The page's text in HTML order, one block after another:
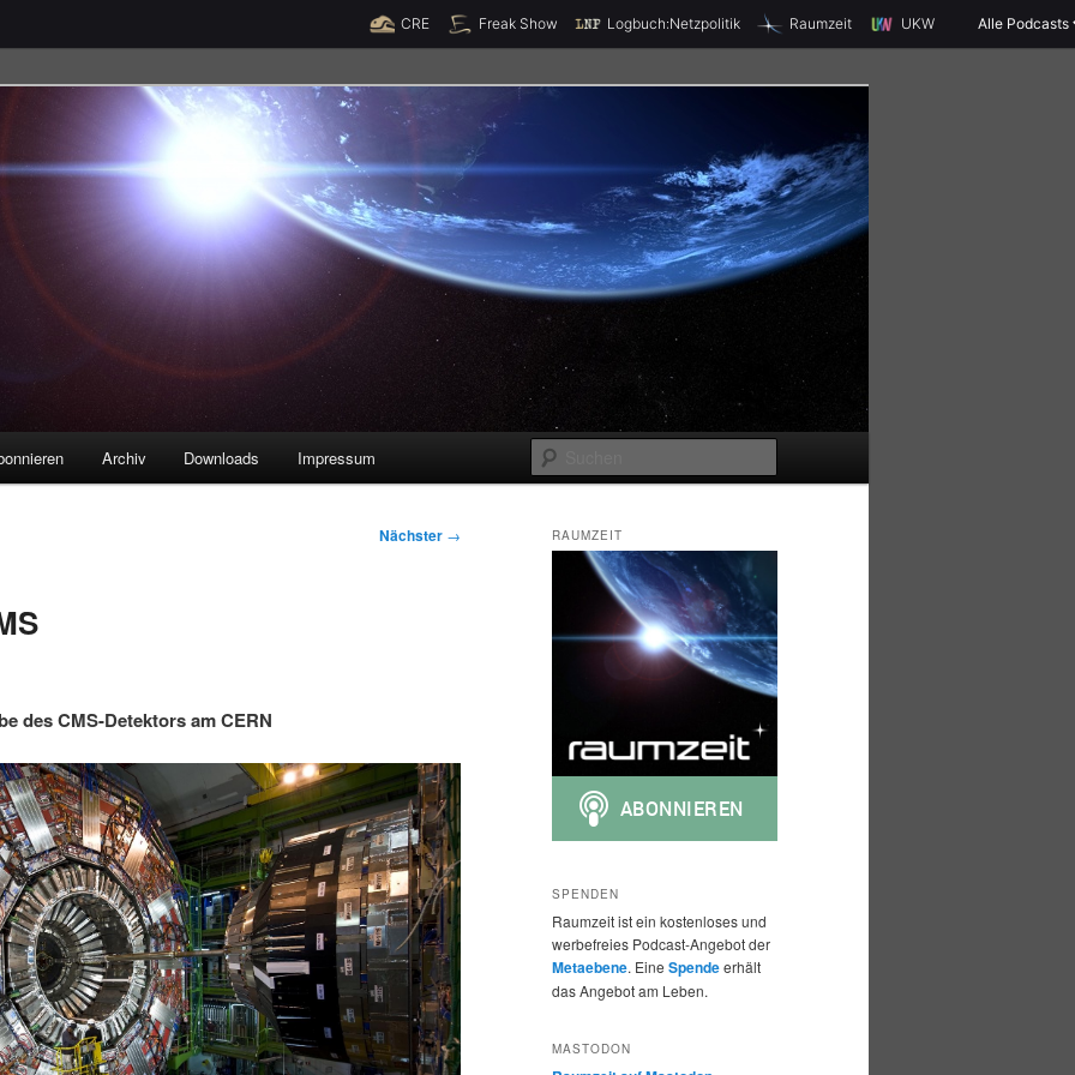
Spende jetzt!
CRE Freak Show Logbuch:Netzpolitik Raumzeit UKW Alle Podcasts
u
Archiv Downloads Impressum
Nächster →
des CMS-Detektors am CERN
RAUMZEIT
SPENDEN
Raumzeit ist ein kostenloses und
werbefreies Podcast-Angebot der
Metaebene. Eine Spendeerhält
das Angebot am Leben.
MASTODON